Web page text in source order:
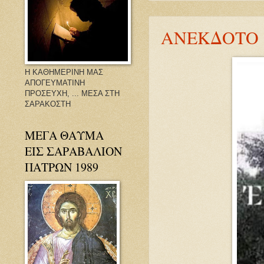
ΑΝΕΚΔΟΤΟ
Η ΚΑΘΗΜΕΡΙΝΗ ΜΑΣ
ΑΠΟΓΕΥΜΑΤΙΝΗ
ΠΡΟΣΕΥΧΗ, ... ΜΕΣΑ ΣΤΗ
ΣΑΡΑΚΟΣΤΗ
ΜΕΓΑ ΘΑΥΜΑ
ΕΙΣ ΣΑΡΑΒΑΛΙΟΝ
ΠΑΤΡΩΝ 1989